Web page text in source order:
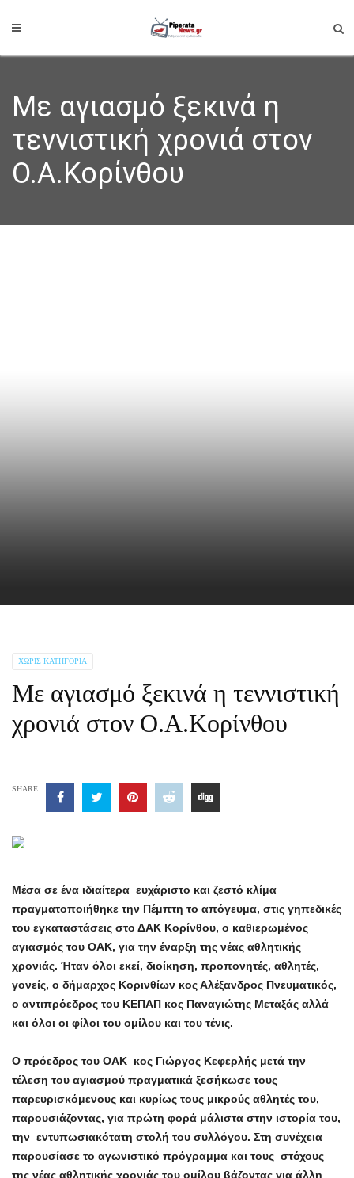
Mε αγιασμό ξεκινά η
τεννιστική χρονιά στον
Ο.Α.Κορίνθου
ΧΩΡΊΣ ΚΑΤΗΓΟΡΊΑ
Mε αγιασμό ξεκινά η τεννιστική
χρονιά στον Ο.Α.Κορίνθου
SHARE
Μέσα σε ένα ιδιαίτερα ευχάριστο και ζεστό κλίμα
πραγματοποιήθηκε την Πέμπτη το απόγευμα, στις γηπεδικές
του εγκαταστάσεις στο ΔΑΚ Κορίνθου, ο καθιερωμένος
αγιασμός του ΟΑΚ, για την έναρξη της νέας αθλητικής
χρονιάς. Ήταν όλοι εκεί, διοίκηση, προπονητές, αθλητές,
γονείς, ο δήμαρχος Κορινθίων κος Αλέξανδρος Πνευματικός,
ο αντιπρόεδρος του ΚΕΠΑΠ κος Παναγιώτης Μεταξάς αλλά
και όλοι οι φίλοι του ομίλου και του τένις.
Ο πρόεδρος του ΟΑΚ κος Γιώργος Κεφερλής μετά την
τέλεση του αγιασμού πραγματικά ξεσήκωσε τους
παρευρισκόμενους και κυρίως τους μικρούς αθλητές του,
παρουσιάζοντας, για πρώτη φορά μάλιστα στην ιστορία του,
την εντυπωσιακότατη στολή του συλλόγου. Στη συνέχεια
παρουσίασε το αγωνιστικό πρόγραμμα και τους στόχους
της νέας αθλητικής χρονιάς του ομίλου βάζοντας για άλλη